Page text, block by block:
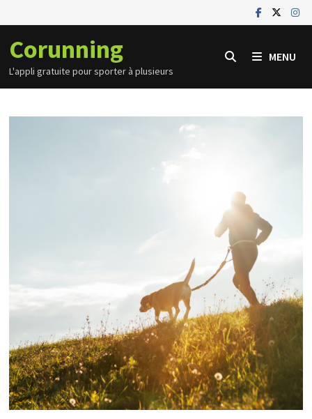
au
contenu
Corunning
L'appli gratuite pour sporter à plusieurs
MENU